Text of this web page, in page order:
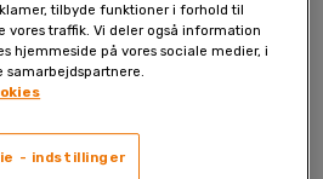
tilbyde funktioner i forhold til
vores traffik. Vi deler også information
hjemmeside på vores sociale medier, i
samarbejdspartnere.
- indstillinger